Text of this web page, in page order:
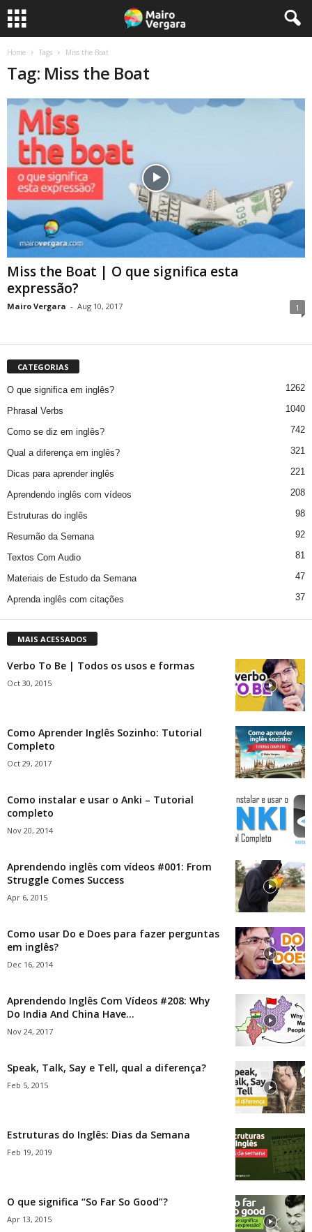
Home Tags Miss the Boat
Tag: Miss the Boat
Miss the Boat | O que significa esta
expressão?
Mairo Vergara - Aug 10, 2017 1
CATEGORIAS
O que significa em inglês? 1262
Phrasal Verbs 1040
Como se diz em inglês? 742
Qual a diferença em inglês? 321
Dicas para aprender inglês 221
Aprendendo inglês com vídeos 208
Estruturas do inglês 98
Resumão da Semana 92
Textos Com Audio 81
Materiais de Estudo da Semana 47
Aprenda inglês com citações 37
MAIS ACESSADOS
Verbo To Be | Todos os usos e formas
Oct 30, 2015
Como Aprender Inglês Sozinho: Tutorial
Completo
Oct 29, 2017
Como instalar e usar o Anki – Tutorial
completo
Nov 20, 2014
Aprendendo inglês com vídeos #001: From
Struggle Comes Success
Apr 6, 2015
Como usar Do e Does para fazer perguntas
em inglês?
Dec 16, 2014
Aprendendo Inglês Com Vídeos #208: Why
Do India And China Have...
Nov 24, 2017
Speak, Talk, Say e Tell, qual a diferença?
Feb 5, 2015
Estruturas do Inglês: Dias da Semana
Feb 19, 2019
O que significa “So Far So Good”?
Apr 13, 2015